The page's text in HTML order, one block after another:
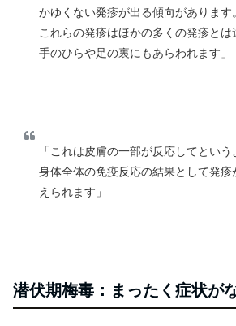
かゆくない発疹が出る傾向があります。
これらの発疹はほかの多くの発疹とは
手のひらや足の裏にもあらわれます」
「これは皮膚の一部が反応してという
身体全体の免疫反応の結果として発
えられます」
潜伏期梅毒：まったく症状が